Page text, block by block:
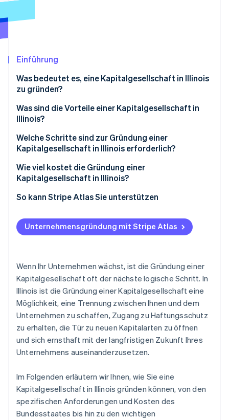
Betrugsprävention
Atlas
Online-Identitätsprüfung
Stripe-Sessions 2026
Erfahren Sie, wie Stripe Lösungen für die
Einführung
Was bedeutet es, eine Kapitalgesellschaft in Illinois
zu gründen?
C-Corporation vs. S-Corporation
Was sind die Vorteile einer Kapitalgesellschaft in
Illinois?
Haftungsschutz, der mit Ihrem Unternehmen
mitwächst
Flexible, nachhaltige Eigentumsverhältnisse
Lokale Vorteile
Welche Schritte sind zur Gründung einer
Kapitalgesellschaft in Illinois erforderlich?
1. Wählen Sie einen Namen, der den Vorschriften des
Bundesstaates Illinois entspricht
2. Legen Sie die erforderlichen strukturellen
3. Gesellschaftsvertrag einreichen
5. Beantragen Sie den S-Corp-Status (falls
zutreffend)
6. Registrierung für Unternehmenssteuern in Illinois
7. Aufrechterhaltung der Compliance
Wie viel kostet die Gründung einer
Kapitalgesellschaft in Illinois?
Gründungssatzung
Franchise-Steuer
Jahresbericht
So kann Stripe Atlas Sie unterstützen
Bei Atlas eine Unternehmensgründung beantragen
Zahlungen und Bankgeschäfte vor Erhalt der EIN
erwerben
Automatische Einreichung des 83(b)-
Steuerformulars
Hochwertige rechtliche Unternehmensdokumente
Ein Jahr Stripe Payments gratis, plus 50.000 USD in
Partnerguthaben
Unternehmensgründung mit Stripe Atlas
Wenn Ihr Unternehmen wächst, ist die Gründung einer
Kapitalgesellschaft oft der nächste logische Schritt. In
Illinois ist die Gründung einer Kapitalgesellschaft eine
Möglichkeit, eine Trennung zwischen Ihnen und dem
Unternehmen zu schaffen, Zugang zu Haftungsschutz
zu erhalten, die Tür zu neuen Kapitalarten zu öffnen
und sich ernsthaft mit der langfristigen Zukunft Ihres
Unternehmens auseinanderzusetzen.
Im Folgenden erläutern wir Ihnen, wie Sie eine
Kapitalgesellschaft in Illinois gründen können, von den
spezifischen Anforderungen und Kosten des
Bundesstaates bis hin zu den wichtigen